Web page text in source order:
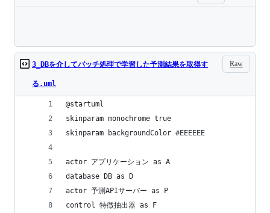
Raw
3_DBを介してバッチ処理で学習した予測結果を取得す
る.uml
@startuml
skinparam monochrome true
skinparam backgroundColor #EEEEEE
actor アプリケーション as A
database DB as D
actor 予測APIサーバー as P
control 特徴抽出器 as F